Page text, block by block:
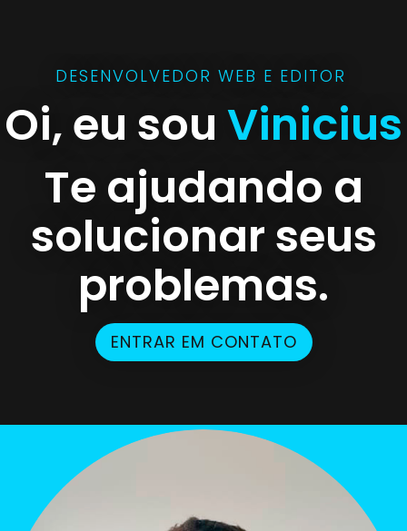
DESENVOLVEDOR WEB E EDITOR
Oi, eu sou Vinicius
Te ajudando a
solucionar seus
problemas.
ENTRAR EM CONTATO